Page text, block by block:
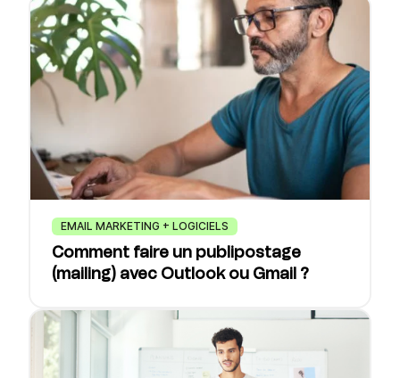
EMAIL MARKETING + LOGICIELS
Comment faire un publipostage
(mailing) avec Outlook ou Gmail ?